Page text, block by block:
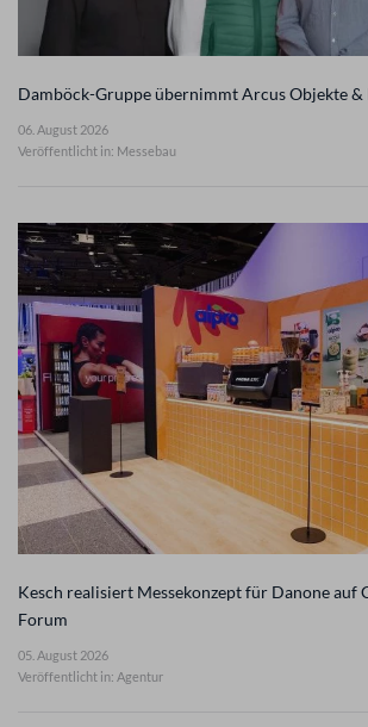
Damböck-Gruppe übernimmt Arcus Objekte &
06. August 2026
Veröffentlicht in: Messebau
Kesch realisiert Messekonzept für Danone auf
Forum
05. August 2026
Veröffentlicht in: Agentur